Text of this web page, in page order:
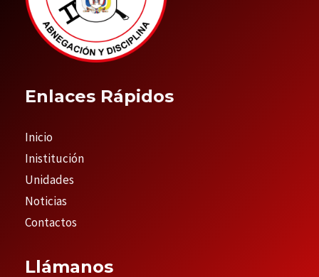
Enlaces Rápidos
Inicio
Inistitución
Unidades
Noticias
Contactos
Llámanos